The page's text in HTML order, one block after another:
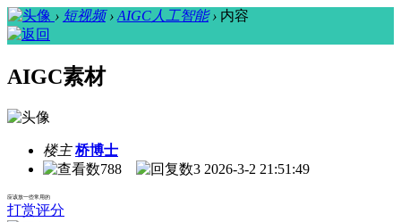
› 短视频 › AIGC人工智能 › 内容
AIGC素材
楼主 桥博士
788
3 2026-3-2 21:51:49
应该放一些常用的
打赏评分